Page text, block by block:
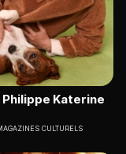
Philippe Katerine
CULTURELS